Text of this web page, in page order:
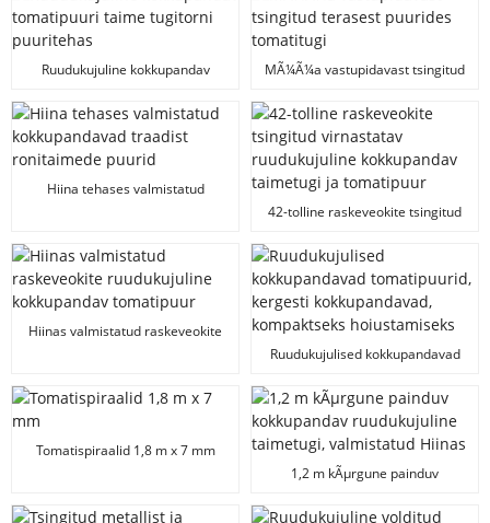
Ruudukujuline kokkupandav
puuritehas
MÃ¼Ã¼a vastupidavast tsingitud
Hiina tehases valmistatud
42-tolline raskeveokite tsingitud
kokkupandav taimetugi ja
tomatipuur
Hiinas valmistatud raskeveokite
Ruudukujulised kokkupandavad
kokkupandavad, kompaktseks
hoiustamiseks
Tomatispiraalid 1,8 m x 7 mm
1,2 m kÃµrgune painduv
taimetugi, valmistatud Hiinas